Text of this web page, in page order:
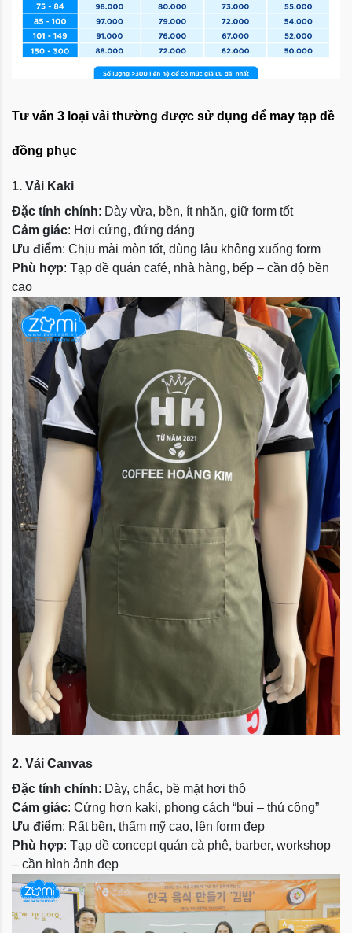
Tư vấn 3 loại vải thường được sử dụng để may tạp dề
đồng phục
1. Vải Kaki
Đặc tính chính: Dày vừa, bền, ít nhăn, giữ form tốt
Cảm giác: Hơi cứng, đứng dáng
Ưu điểm: Chịu mài mòn tốt, dùng lâu không xuống form
Phù hợp: Tạp dề quán café, nhà hàng, bếp – cần độ bền
cao
2. Vải Canvas
Đặc tính chính: Dày, chắc, bề mặt hơi thô
Cảm giác: Cứng hơn kaki, phong cách “bụi – thủ công”
Ưu điểm: Rất bền, thẩm mỹ cao, lên form đẹp
Phù hợp: Tạp dề concept quán cà phê, barber, workshop
– cần hình ảnh đẹp